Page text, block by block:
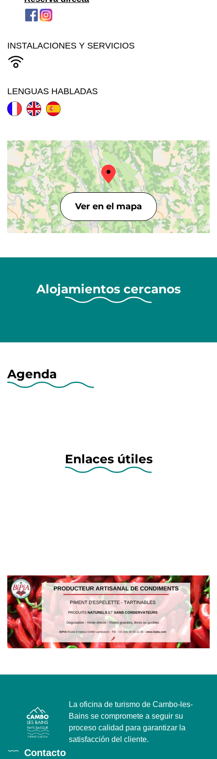
INSTALACIONES Y SERVICIOS
LENGUAS HABLADAS
Ver en el mapa
Alojamientos cercanos
Agenda
Enlaces útiles
La oficina de turismo de Cambo-les-
Bains se compromete a seguir su
proceso calidad para garantizar la
satisfacción del cliente.
Contacto